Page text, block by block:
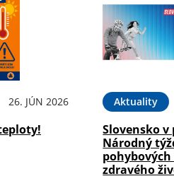
26. JÚN 2026 Aktuality
Slovensko v
Národný
zdravého